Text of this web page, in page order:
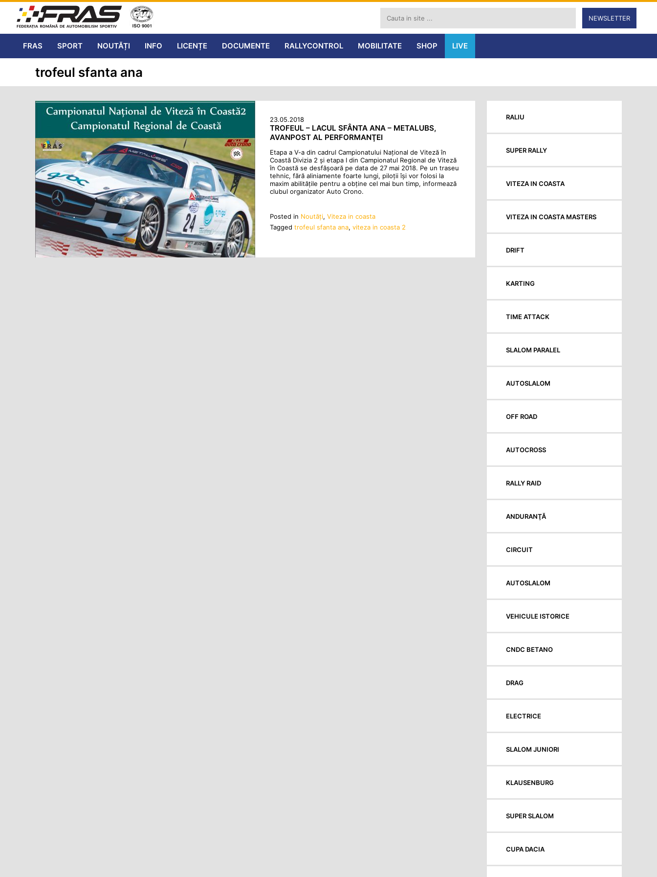
NEWSLETTER
FRAS SPORT NOUTĂȚI INFO LICENȚE DOCUMENTE RALLYCONTROL MOBILITATE SHOP LIVE
trofeul sfanta ana
23.05.2018
TROFEUL – LACUL SFÂNTA ANA – METALUBS,
AVANPOST AL PERFORMANŢEI
Etapa a V-a din cadrul Campionatului Naţional de Viteză în
Coastă Divizia 2 şi etapa I din Campionatul Regional de Viteză
în Coastă se desfăşoară pe data de 27 mai 2018. Pe un traseu
tehnic, fără aliniamente foarte lungi, piloţii îşi vor folosi la
maxim abilităţile pentru a obţine cel mai bun timp, informează
clubul organizator Auto Crono.
Posted in Noutăţi, Viteza in coasta
Tagged trofeul sfanta ana, viteza in coasta 2
RALIU
SUPER RALLY
VITEZA IN COASTA
VITEZA IN COASTA MASTERS
DRIFT
KARTING
TIME ATTACK
SLALOM PARALEL
AUTOSLALOM
OFF ROAD
AUTOCROSS
RALLY RAID
ANDURANŢĂ
CIRCUIT
AUTOSLALOM
VEHICULE ISTORICE
CNDC BETANO
DRAG
ELECTRICE
SLALOM JUNIORI
KLAUSENBURG
SUPER SLALOM
CUPA DACIA